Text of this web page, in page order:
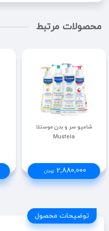
محصولات مرتبط
شامپو سر و بدن موستلا
Mustela
2,880,000 تومان
توضیحات محصول